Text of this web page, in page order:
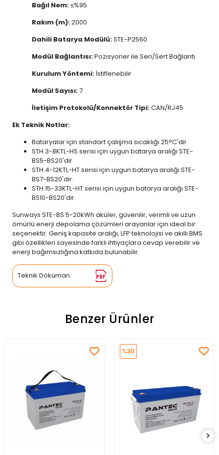
Bağıl Nem:≤%95
Rakım (m):2000
Dahili Batarya Modülü:STE-P2560
Modül Bağlantısı:Pozisyoner ile Seri/Sert Bağlantı
Kurulum Yöntemi: İstiflenebilir
Modül Sayısı:7
İletişim Protokolü/Konnektör Tipi:CAN/RJ45
Ek Teknik Notlar:
Bataryalar için standart çalışma sıcaklığı 25°C'dir.
STH 3-8KTL-HS serisi için uygun batarya aralığı STE-
BS5-BS20'dir.
STH 4-12KTL-HT serisi için uygun batarya aralığı STE-
BS7-BS20'dir.
STH 15-33KTL-HT serisi için uygun batarya aralığı STE-
BS10-BS20'dir.
Sunways STE-BS 5-20kWh aküler, güvenilir, verimli ve uzun
ömürlü enerji depolama çözümleri arayanlar için ideal bir
seçenektir. Geniş kapasite aralığı, LFP teknolojisi ve akıllı BMS
gibi özellikleri sayesinde farklı ihtiyaçlara cevap verebilir ve
enerji bağımsızlığına katkıda bulunabilir.
Teknik Döküman:
Benzer Ürünler
%30